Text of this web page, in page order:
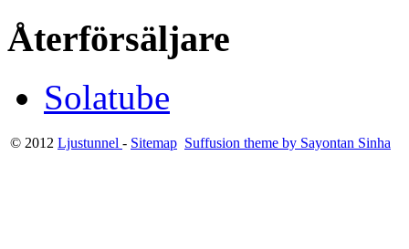
Återförsäljare
Solatube
© 2012 Ljustunnel - Sitemap Suffusion theme by Sayontan Sinha